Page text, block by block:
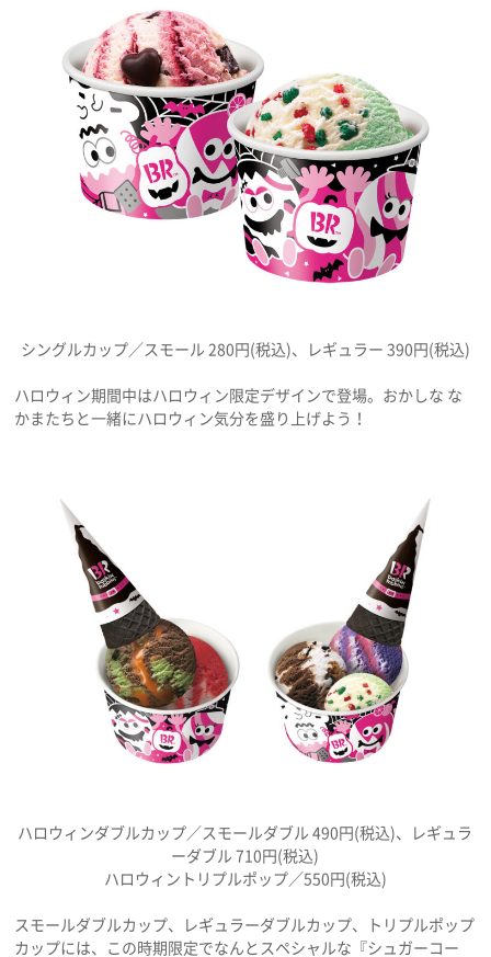
シングルカップ／スモール 280円(税込)、レギュラー 390円(税込)
ハロウィン期間中はハロウィン限定デザインで登場。おかしな な
かまたちと一緒にハロウィン気分を盛り上げよう！
ハロウィンダブルカップ／スモールダブル 490円(税込)、レギュラ
ーダブル 710円(税込)
ハロウィントリプルポップ／550円(税込)
スモールダブルカップ、レギュラーダブルカップ、トリプルポップ
カップには、この時期限定でなんとスペシャルな『シュガーコー